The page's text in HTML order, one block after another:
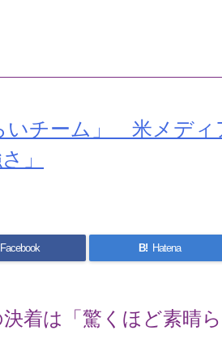
いチーム」 米メディ
」
Facebook B! Hatena
着は「驚くほど素晴